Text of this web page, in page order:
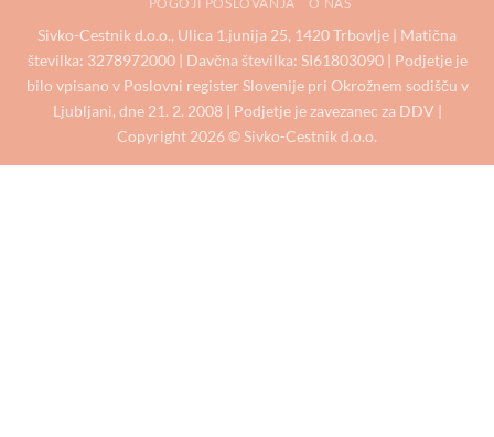
Sivko-Cestnik d.o.o., Ulica 1.junija 25, 1420 Trbovlje | Matična
številka: 3278972000 | Davčna številka: SI61803090 | Podjetje je
bilo vpisano v Poslovni register Slovenije pri Okrožnem sodišču v
Ljubljani, dne 21. 2. 2008 | Podjetje je zavezanec za DDV |
Copyright 2026 © Sivko-Cestnik d.o.o.